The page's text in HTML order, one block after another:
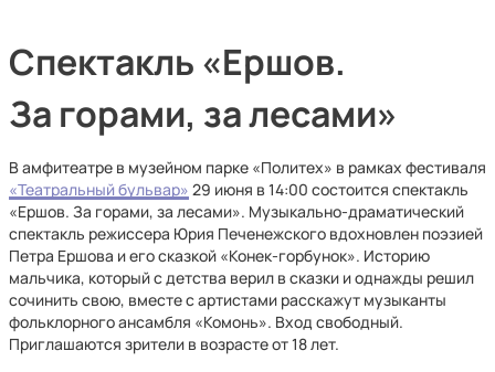
Спектакль «Ершов.
За горами, за лесами»
В амфитеатре в музейном парке «Политех» в рамках фестиваля
«Театральный бульвар» 29 июня в 14:00 состоится спектакль
«Ершов. За горами, за лесами». Музыкально-драматический
спектакль режиссера Юрия Печенежского вдохновлен поэзией
Петра Ершова и его сказкой «Конек-горбунок». Историю
мальчика, который с детства верил в сказки и однажды решил
сочинить свою, вместе с артистами расскажут музыканты
фольклорного ансамбля «Комонь». Вход свободный.
Приглашаются зрители в возрасте от 18 лет.